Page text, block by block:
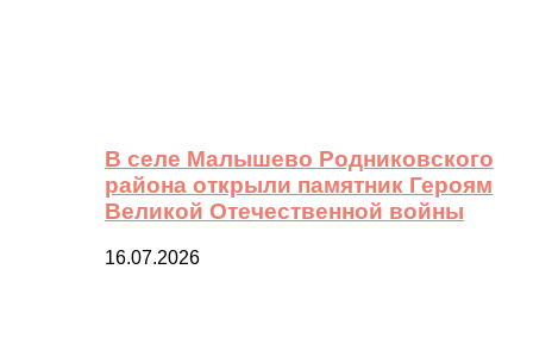
В селе Малышево Родниковского
района открыли памятник Героям
Великой Отечественной войны
16.07.2026